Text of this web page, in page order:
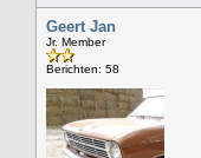
Geert Jan
Jr. Member
Berichten: 58